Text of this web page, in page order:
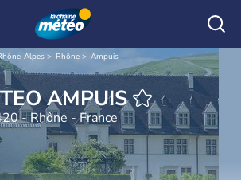
Alpes Rhône Ampuis
METEO AMPUIS
- Rhône - France